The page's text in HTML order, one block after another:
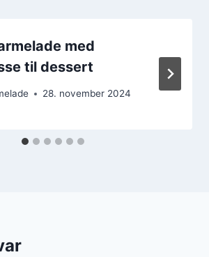
med
til dessert
28. november 2024